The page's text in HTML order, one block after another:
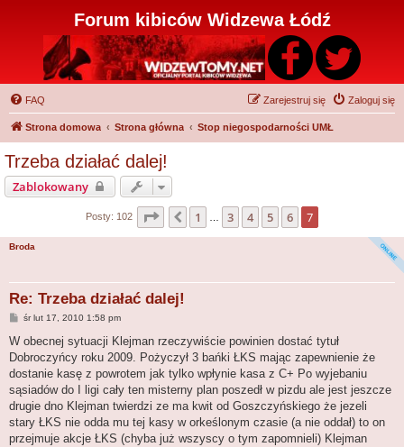
Forum kibiców Widzewa Łódź
FAQ Zaloguj się
Zarejestruj się
Strona domowa Strona główna Stop niegospodarności UMŁ
Trzeba działać dalej!
Zablokowany
Posty: 102 Strona z7
Poprzednia
1 3 4 5 6 7
Broda
Re: Trzeba działać dalej!
P
s
śr lut 17, 2010 1:58 pm
W obecnej sytuacji Klejman rzeczywiście powinien dostać tytuł
Dobroczyńcy roku 2009. Pożyczył 3 bańki ŁKS mając zapewnienie że
dostanie kasę z powrotem jak tylko wpłynie kasa z C+ Po wyjebaniu
sąsiadów do I ligi cały ten misterny plan poszedł w pizdu ale jest jeszcze
drugie dno Klejman twierdzi ze ma kwit od Goszczyńskiego że jezeli
stary ŁKS nie odda mu tej kasy w orkeślonym czasie (a nie oddał) to on
przejmuje akcje ŁKS (chyba już wszyscy o tym zapomnieli) Klejman